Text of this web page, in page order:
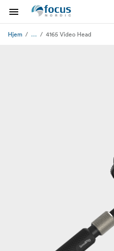
Hjem ... 4165 Video Head